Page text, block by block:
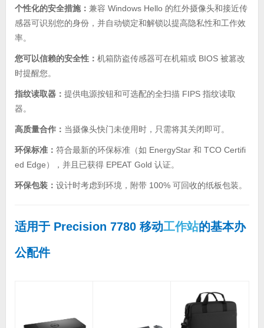
个性化的安全措施： 兼容 Windows Hello 的红外摄像头和接近传
感器可识别您的身份，并自动锁定和解锁以提高隐私性和工作效
率。
您可以信赖的安全性： 机箱防盗传感器可在机箱或 BIOS 被篡改
时提醒您。
指纹读取器： 提供电源按钮和可选配的全扫描 FIPS 指纹读取
器。
高质量合作： 当摄像头快门未使用时，只需将其关闭即可。
环保标准： 符合最新的环保标准（如 EnergyStar 和 TCO Certifi
ed Edge），并且已获得 EPEAT Gold 认证。
环保包装： 设计时考虑到环境，附带 100% 可回收的纸板包装。
适用于 Precision 7780 移动工作站的基本办
公配件